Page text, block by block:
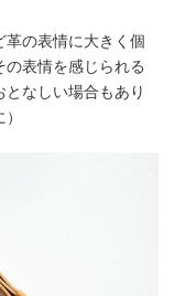
革の表情に大きく個
表情を感じられる
なしい場合もあり